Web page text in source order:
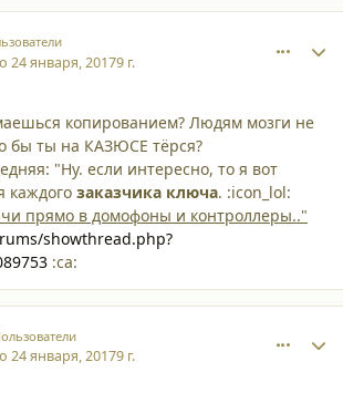
24 января, 20179 г.
копированием? Людям мозги не
бы ты на КАЗЮСЕ тёрся?
"Ну. если интересно, то я вот
каждого заказчика ключа. :icon_lol:
прямо в домофоны и контроллеры.."
showthread.php?
:ca:
24 января, 20179 г.